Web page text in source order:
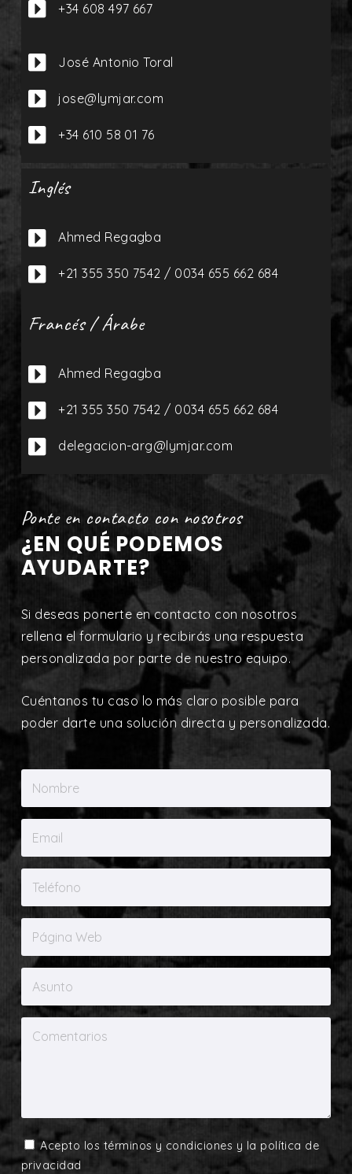
 +34 608 497 667
 José Antonio Toral
 jose@lymjar.com
 +34 610 58 01 76
Inglés
 Ahmed Regagba
 +21 355 350 7542 / 0034 655 662 684
Francés / Árabe
 Ahmed Regagba
 +21 355 350 7542 / 0034 655 662 684
 delegacion-arg@lymjar.com
Ponte en contacto con nosotros
¿EN QUÉ PODEMOS
AYUDARTE?
Si deseas ponerte en contacto con nosotros
rellena el formulario y recibirás una respuesta
personalizada por parte de nuestro equipo.
Cuéntanos tu caso lo más claro posible para
poder darte una solución directa y personalizada.
Acepto los términos y condiciones y la política de
privacidad